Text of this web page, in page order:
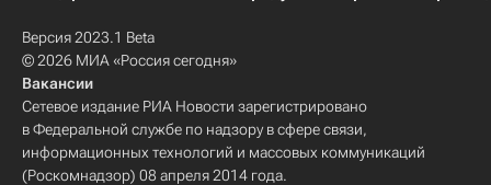
Версия 2023.1 Beta
© 2026 МИА «Россия сегодня»
Вакансии
Сетевое издание РИА Новости зарегистрировано
в Федеральной службе по надзору в сфере связи,
информационных технологий и массовых коммуникаций
(Роскомнадзор) 08 апреля 2014 года.